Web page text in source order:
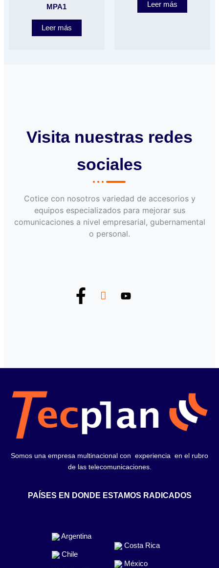
MPA1
Leer más
Leer más
Visita nuestras redes
sociales
Cotice con nosotros variedad de accesorios y
equipos especializados para mejorar sus
comunicaciones a nivel empresarial, gubernamental
o personal.
Somos una empresa multinacional con experiencia en el rubro
de las telecomunicaciones.
PAÍSES EN DONDE ESTAMOS RADICADOS
Argentina
Chile
Costa Rica
México